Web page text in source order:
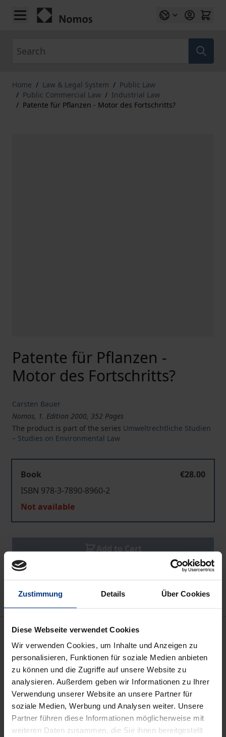
Zustimmung Details Über Cookies
Diese Webseite verwendet Cookies
Wir verwenden Cookies, um Inhalte und Anzeigen zu
personalisieren, Funktionen für soziale Medien anbieten
zu können und die Zugriffe auf unsere Website zu
analysieren. Außerdem geben wir Informationen zu Ihrer
Verwendung unserer Website an unsere Partner für
soziale Medien, Werbung und Analysen weiter. Unsere
Partner führen diese Informationen möglicherweise mit
weiteren Daten zusammen, die Sie ihnen bereitgestellt
Skip to Content
Home / Law & Legal System / Public Law
/ Public Commercial Law / Industrial Law
/ Patente für Pflanzen - Motor des Fortschritts?
Patente für Pflanzen -
Motor des Fortschritts?
Carsten Bauer
Nomos, 1. Edition 2000, 352 Pages
The product is part of the series Umweltrechtliche Studien
– Studies on Environmental Law
Book
€28.00
ISBN 978-3-7890-8960-2
Not available
Add to Cart
Add to Wish List
Delivery cost notice
Bibliographical data
Edition
1
ISBN
978-3-7890-8960-2